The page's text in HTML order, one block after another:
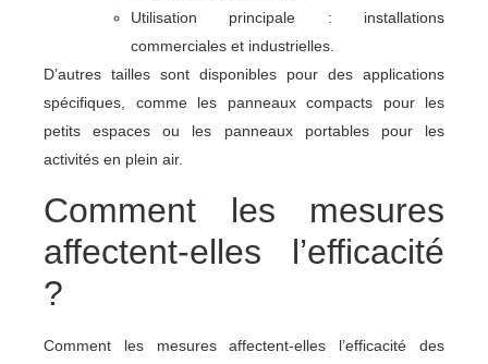
Utilisation principale : installations
commerciales et industrielles.
D’autres tailles sont disponibles pour des applications
spécifiques, comme les panneaux compacts pour les
petits espaces ou les panneaux portables pour les
activités en plein air.
Comment les mesures
affectent-elles l’efficacité
?
Comment les mesures affectent-elles l’efficacité des